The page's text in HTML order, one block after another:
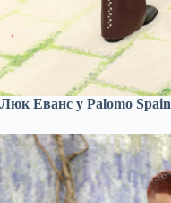
Люк Еванс у Palomo Spain